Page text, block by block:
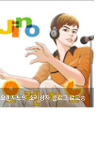
오렌지노의 소리상자 블로그 로고송